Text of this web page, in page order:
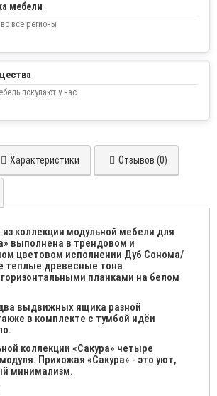
мебели
все регионы
покупают у нас
Характеристики Отзывов (0)
коллекции модульной мебели для
выполнена в трендовом и
цветовом исполнении Дуб Сонома/
теплые древесные тона
планками на белом
выдвижных ящика разной
в комплекте с тумбой идёи
коллекции «Сакура» четыре
Прихожая «Сакура» - это уют,
минимализм.